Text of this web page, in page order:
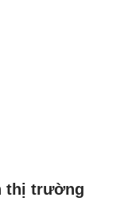
thị trường